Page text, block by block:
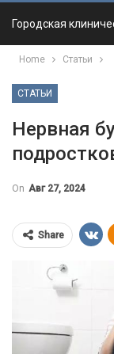
Городская
Home Статьи
СТАТЬИ
Нервная
On Авг 27, 2024
Share